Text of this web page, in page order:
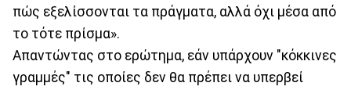
πώς εξελίσσονται τα πράγματα, αλλά όχι μέσα από
το τότε πρίσμα».
Απαντώντας στο ερώτημα, εάν υπάρχουν "κόκκινες
γραμμές" τις οποίες δεν θα πρέπει να υπερβεί